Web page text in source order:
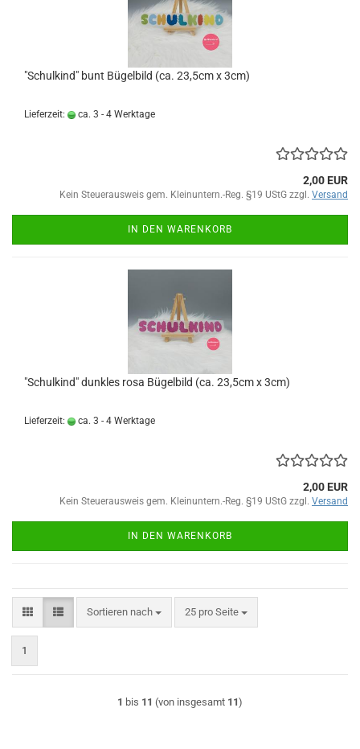
"Schulkind" bunt Bügelbild (ca. 23,5cm x 3cm)
Lieferzeit: ca. 3 - 4 Werktage
2,00 EUR
Kein Steuerausweis gem. Kleinuntern.-Reg. §19 UStG zzgl. Versand
IN DEN WARENKORB
"Schulkind" dunkles rosa Bügelbild (ca. 23,5cm x 3cm)
Lieferzeit: ca. 3 - 4 Werktage
2,00 EUR
Kein Steuerausweis gem. Kleinuntern.-Reg. §19 UStG zzgl. Versand
IN DEN WARENKORB
Sortieren nach
Sortieren nach 25 pro Seite
pro Seite
1
1 bis 11 (von insgesamt 11)